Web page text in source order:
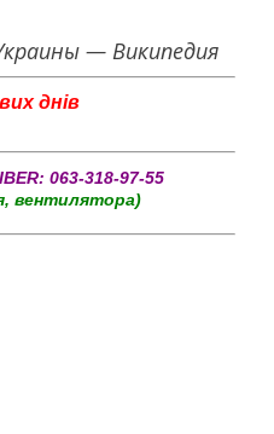
днів
063-318-97-55
вентилятора)